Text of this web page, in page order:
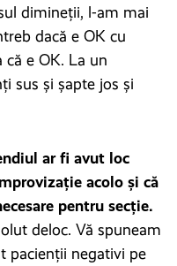
dimineții, l-am mai
dacă e OK cu
că e OK. La un
sus și șapte jos și
ar fi avut loc
acolo și că
pentru secție.
deloc. Vă spuneam
pacienții negativi pe